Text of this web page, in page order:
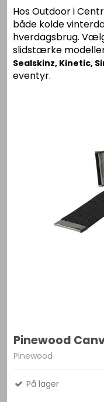
Hos Outdoor i
både kolde
hverdagsbrug.
slidstærke
Sealskinz, Kinetic,
eventyr.
Pinewood
Pinewood
På lager